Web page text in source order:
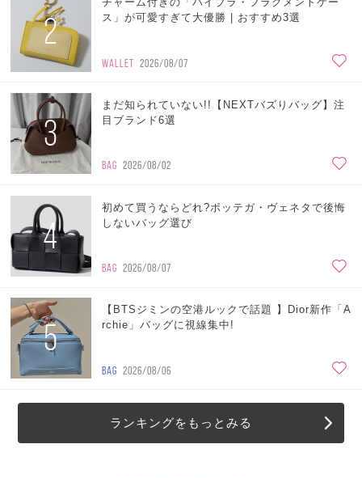
2
ス」が可愛すぎて大優勝 | おすすめ3選
WALLET 2026/08/07
3
まだ知られていない!!【NEXTバズりバッグ】注
目ブランド6選
BAG 2026/08/02
4
初めて買うならどれ?ボッテガ・ヴェネタで後悔
しないバッグ選び
BAG 2026/08/07
5
【BTSジミンの空港ルックで話題 】Dior新作「A
rchie」バッグに視線集中!
BAG 2026/08/06
ランキングをもっとみる